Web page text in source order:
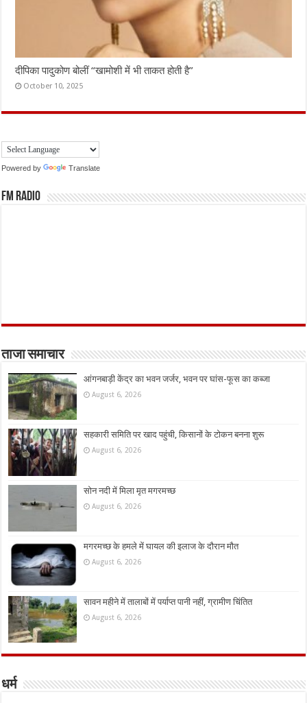
दीपिका पादुकोण बोलीं “खामोशी में भी ताकत होती है”
October 10, 2025
Powered by Translate
FM Radio
ताजा समाचार
आंगनबाड़ी केंद्र का भवन जर्जर, भवन पर घांस-फूस का कब्जा
August 6, 2026
सहकारी समिति पर खाद पहुंची, किसानों के टोकन बनना शुरू
August 6, 2026
सोन नदी में मिला मृत मगरमच्छ
August 6, 2026
मगरमच्छ के हमले में घायल की इलाज के दौरान मौत
August 6, 2026
सावन महीने में तालाबों में पर्याप्त पानी नहीं, ग्रामीण चिंतित
August 6, 2026
धर्म